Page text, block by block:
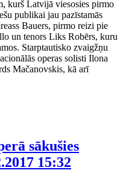
kurš Latvijā viesosies pirmo
publikai jau pazīstamās
Bauers, pirmo reizi pie
un tenors Liks Robērs, kuru
Starptautisko zvaigžņu
operas solisti Ilona
Mačanovskis, kā arī
sākušies
15:32